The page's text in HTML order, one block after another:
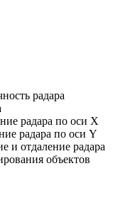
радара
радара по оси X
радара по оси Y
и отдаление радара
объектов